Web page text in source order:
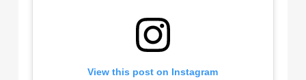
View this post on Instagram